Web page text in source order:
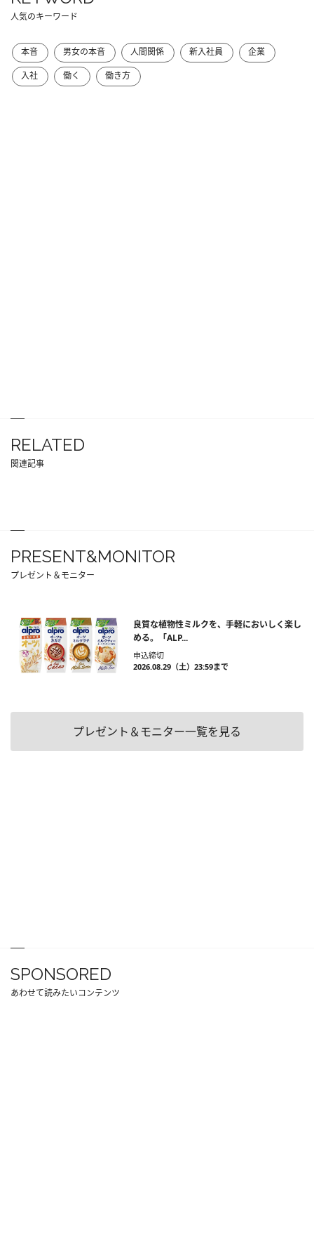
人気のキーワード
本音 男女の本音 人間関係 新入社員
企業
入社
働く 働き方
RELATED
関連記事
PRESENT&MONITOR
プレゼント＆モニター
良質な植物性ミルクを、手軽においしく楽し
める。「ALP...
申込締切
2026.08.29（土）23:59まで
プレゼント＆モニター一覧を見る
SPONSORED
あわせて読みたいコンテンツ